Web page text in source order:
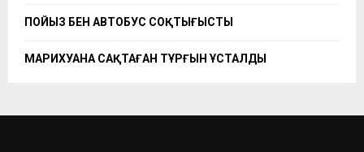
ПОЙЫЗ БЕН АВТОБУС СОҚТЫҒЫСТЫ
МАРИХУАНА САҚТАҒАН ТҰРҒЫН ҰСТАЛДЫ